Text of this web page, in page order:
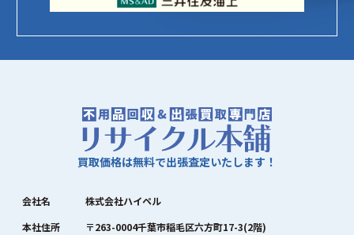
買取価格は無料で出張査定いたします！
会社名
株式会社ハイペル
本社住所
〒263-0004千葉市稲毛区六方町17-3(2階)